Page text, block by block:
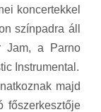
koncertekkel
színpadra áll
Jam, a Parno
Instrumental.
majd
főszerkesztője